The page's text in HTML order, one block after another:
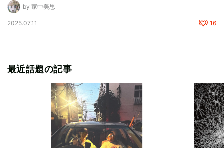
by 家中美思
2025.07.11 16
最近話題の記事